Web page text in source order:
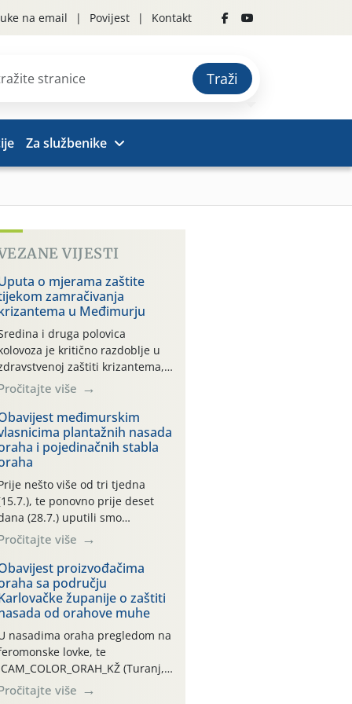
na email Povijest Kontakt
Traži
Za službenike
VIJESTI
o mjerama zaštite
zamračivanja
u Međimurju
i druga polovica
je kritično razdoblje u
zaštiti krizantema,
prije zamračivanja u proteklom
smo mjesecu tri puta upućivali
o preventivnim
zaštite krizantema od
uzročnika bolesti,
i fito-fagnih grinja (23.7.,
06.7.)! Na početku ovog
je zabilježeno je
i ekstremno vruće
razdoblje, uz
temperature […]
više
međimurskim
plantažnih nasada
i pojedinačnih stabla
nešto više od tri tjedna
te ponovno prije deset
(28.7.) uputili smo
vlasnicima plantažnih
nasada oraha i pojedinačnih
o početku leta i
potrebi usmjerenog
orahove muhe
completa)! Već
dana traje drugi
“toplinski udar”, koji
naročito izražen zadnja šest
(31.7.-05.8.), jer najviše
zraka svakodnevno
više
proizvođačima
sa području
županije o zaštiti
od orahove muhe
nasadima oraha pregledom na
lovke, te
CAM_COLOR_ORAH_KŽ (Turanj,
zabilježena je mala
više